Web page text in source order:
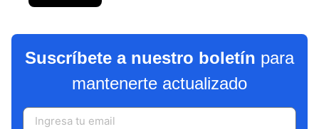
Suscríbete a nuestro boletín para
mantenerte actualizado